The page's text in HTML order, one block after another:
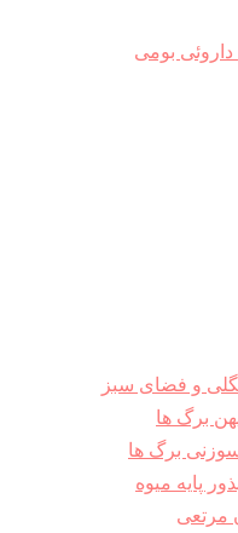
بومی
و فضای سبز
برگ ها
برگ ها
پایه میوه
مرتعی